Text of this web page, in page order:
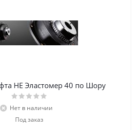
НЕ Эластомер 40 по Шору
Нет в наличии
Под заказ